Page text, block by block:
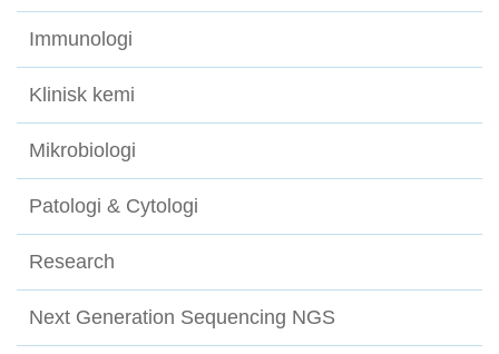
Immunologi
Klinisk kemi
Mikrobiologi
Patologi & Cytologi
Research
Next Generation Sequencing NGS